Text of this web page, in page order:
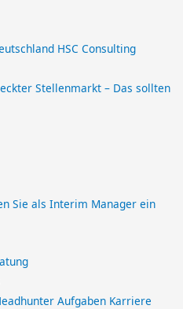
Stellenmarkt – Das sollten
Sie als Interim Manager ein
Aufgaben Karriere